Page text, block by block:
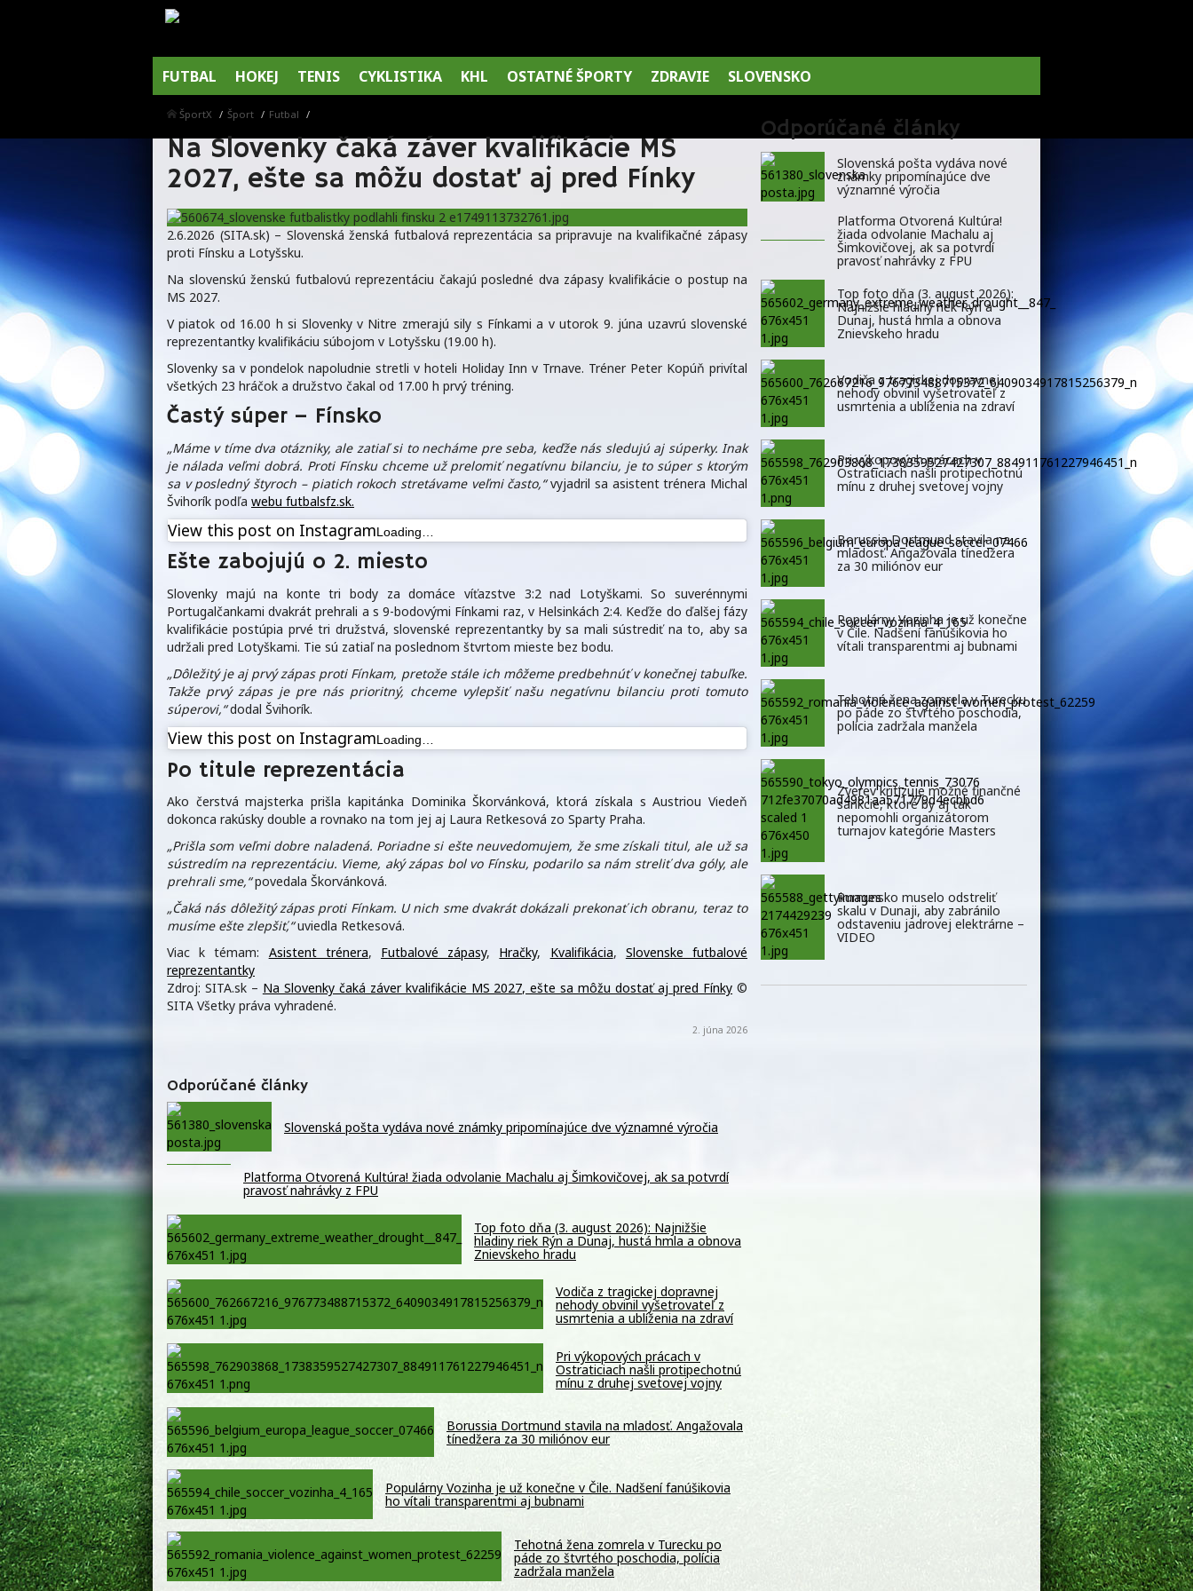
FUTBAL HOKEJ TENIS CYKLISTIKA KHL OSTATNÉ ŠPORTY ZDRAVIE SLOVENSKO
ŠportX Šport Futbal
Na Slovenky čaká záver kvalifikácie MS
2027, ešte sa môžu dostať aj pred Fínky
2.6.2026 (SITA.sk) – Slovenská ženská futbalová reprezentácia sa pripravuje na kvalifikačné zápasy
proti Fínsku a Lotyšsku.
Na slovenskú ženskú futbalovú reprezentáciu čakajú posledné dva zápasy kvalifikácie o postup na
MS 2027.
V piatok od 16.00 h si Slovenky v Nitre zmerajú sily s Fínkami a v utorok 9. júna uzavrú slovenské
reprezentantky kvalifikáciu súbojom v Lotyšsku (19.00 h).
Slovenky sa v pondelok napoludnie stretli v hoteli Holiday Inn v Trnave. Tréner Peter Kopúň privítal
všetkých 23 hráčok a družstvo čakal od 17.00 h prvý tréning.
Častý súper – Fínsko
„Máme v tíme dva otázniky, ale zatiaľ si to necháme pre seba, keďže nás sledujú aj súperky. Inak
je nálada veľmi dobrá. Proti Fínsku chceme už prelomiť negatívnu bilanciu, je to súper s ktorým
sa v posledný štyroch – piatich rokoch stretávame veľmi často,“vyjadril sa asistent trénera Michal
Švihorík podľa webu futbalsfz.sk.
View this post on InstagramLoading…
Ešte zabojujú o 2. miesto
Slovenky majú na konte tri body za domáce víťazstve 3:2 nad Lotyškami. So suverénnymi
Portugalčankami dvakrát prehrali a s 9-bodovými Fínkami raz, v Helsinkách 2:4. Keďže do ďalšej fázy
kvalifikácie postúpia prvé tri družstvá, slovenské reprezentantky by sa mali sústrediť na to, aby sa
udržali pred Lotyškami. Tie sú zatiaľ na poslednom štvrtom mieste bez bodu.
„Dôležitý je aj prvý zápas proti Fínkam, pretože stále ich môžeme predbehnúť v konečnej tabuľke.
Takže prvý zápas je pre nás prioritný, chceme vylepšiť našu negatívnu bilanciu proti tomuto
súperovi,“dodal Švihorík.
View this post on InstagramLoading…
Po titule reprezentácia
Ako čerstvá majsterka prišla kapitánka Dominika Škorvánková, ktorá získala s Austriou Viedeň
dokonca rakúsky double a rovnako na tom jej aj Laura Retkesová zo Sparty Praha.
„Prišla som veľmi dobre naladená. Poriadne si ešte neuvedomujem, že sme získali titul, ale už sa
sústredím na reprezentáciu. Vieme, aký zápas bol vo Fínsku, podarilo sa nám streliť dva góly, ale
prehrali sme,“povedala Škorvánková.
„Čaká nás dôležitý zápas proti Fínkam. U nich sme dvakrát dokázali prekonať ich obranu, teraz to
musíme ešte zlepšiť,“uviedla Retkesová.
Viac k témam: Asistent trénera, Futbalové zápasy, Hračky, Kvalifikácia, Slovenske futbalové
reprezentantky
Zdroj: SITA.sk – Na Slovenky čaká záver kvalifikácie MS 2027, ešte sa môžu dostať aj pred Fínky ©
SITA Všetky práva vyhradené.
2. júna 2026
Odporúčané články
Slovenská pošta vydáva nové známky pripomínajúce dve významné výročia
Platforma Otvorená Kultúra! žiada odvolanie Machalu aj Šimkovičovej, ak sa potvrdí
pravosť nahrávky z FPU
Top foto dňa (3. august 2026): Najnižšie
hladiny riek Rýn a Dunaj, hustá hmla a obnova
Znievskeho hradu
Vodiča z tragickej dopravnej
nehody obvinil vyšetrovateľ z
usmrtenia a ublíženia na zdraví
Pri výkopových prácach v
Ostraticiach našli protipechotnú
mínu z druhej svetovej vojny
Borussia Dortmund stavila na mladosť. Angažovala
tínedžera za 30 miliónov eur
Populárny Vozinha je už konečne v Čile. Nadšení fanúšikovia
ho vítali transparentmi aj bubnami
Tehotná žena zomrela v Turecku po
páde zo štvrtého poschodia, polícia
zadržala manžela
Odporúčané články
Slovenská pošta vydáva nové
známky pripomínajúce dve
významné výročia
Platforma Otvorená Kultúra!
žiada odvolanie Machalu aj
Šimkovičovej, ak sa potvrdí
pravosť nahrávky z FPU
Top foto dňa (3. august 2026):
Najnižšie hladiny riek Rýn a
Dunaj, hustá hmla a obnova
Znievskeho hradu
Vodiča z tragickej dopravnej
nehody obvinil vyšetrovateľ z
usmrtenia a ublíženia na zdraví
Pri výkopových prácach v
Ostraticiach našli protipechotnú
mínu z druhej svetovej vojny
Borussia Dortmund stavila na
mladosť. Angažovala tínedžera
za 30 miliónov eur
Populárny Vozinha je už konečne
v Čile. Nadšení fanúšikovia ho
vítali transparentmi aj bubnami
Tehotná žena zomrela v Turecku
po páde zo štvrtého poschodia,
polícia zadržala manžela
Zverev kritizuje možné finančné
sankcie, ktoré by aj tak
nepomohli organizátorom
turnajov kategórie Masters
Rumunsko muselo odstreliť
skalu v Dunaji, aby zabránilo
odstaveniu jadrovej elektrárne –
VIDEO